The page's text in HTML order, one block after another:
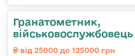
Гранатометник,
військовослужбовець
від 25000 до 125000 грн